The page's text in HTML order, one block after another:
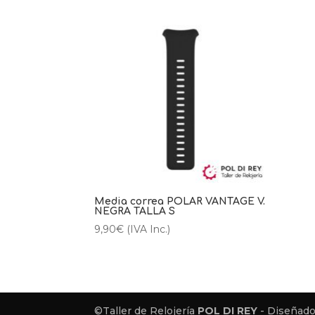
Media correa POLAR VANTAGE V.
NEGRA TALLA S
9,90€ (IVA Inc.)
©Taller de Relojería POL DI REY -